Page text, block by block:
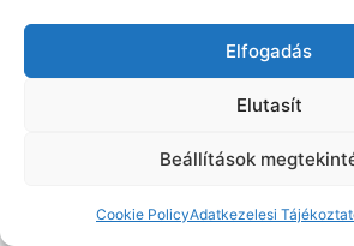
Elfogadás
Elutasít
Beállítások
Cookie PolicyAdatkezelesi
© 2026 Egészséget Teremtek
GeneratePress